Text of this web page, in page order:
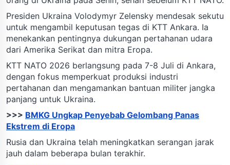
Presiden Ukraina Volodymyr Zelensky mendesak sekutu
untuk mengambil keputusan tegas di KTT Ankara. Ia
menekankan pentingnya dukungan pertahanan udara
dari Amerika Serikat dan mitra Eropa.
KTT NATO 2026 berlangsung pada 7-8 Juli di Ankara,
dengan fokus memperkuat produksi industri
pertahanan dan mengamankan bantuan militer jangka
panjang untuk Ukraina.
>>> BMKG Ungkap Penyebab Gelombang Panas
Ekstrem di Eropa
Rusia dan Ukraina telah meningkatkan serangan jarak
jauh dalam beberapa bulan terakhir.